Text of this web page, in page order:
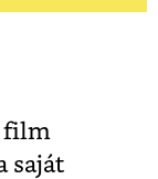
film
saját